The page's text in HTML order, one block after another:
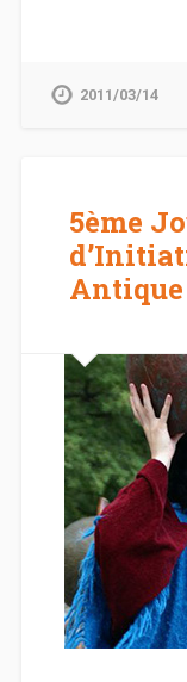
2011/03/14
5ème
Antique